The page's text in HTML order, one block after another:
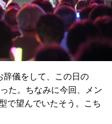
辞儀をして、この日の
た。ちなみに今回、メン
で望んでいたそう。こち